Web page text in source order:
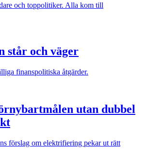
och toppolitiker. Alla kom till
står och väger
finanspolitiska åtgärder.
utan dubbel
förslag om elektrifiering pekar ut rätt